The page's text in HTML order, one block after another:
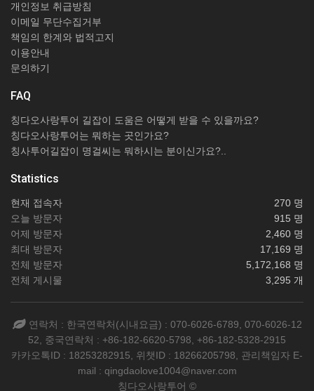
개인정보 취급방침
이메일 무단수집거부
책임의 한계와 법적고지
이용안내
문의하기
FAQ
칭다오사랑투어 길잡이 도움은 어떻게 받을 수 있을까요?
칭다오사랑투어는 뭐하는 곳인가요?
칭사투어길잡이 명걸씨는 뭐하시는 분이신가요?..
Statistics
현재 접속자
270 명
오늘 방문자
915 명
어제 방문자
2,460 명
최대 방문자
17,169 명
전체 방문자
5,172,168 명
전체 게시물
3,295 개
연락처 : 한국연락처(시내요금) : 070-6026-6789, 070-6026-12
52, 중국연락처 : +86-182-6620-5798, +86-182-5328-2915
카카오톡ID : 18253282915, 위챗ID : 18266205798, 관리책임자 E-
mail : qingdaolove1004@naver.com
칭다오사랑투어 ©